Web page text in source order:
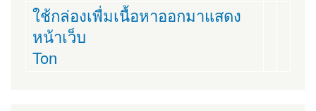
ใช้กล่องเพื่มเนื้อหาออกมาแสดง
หน้าเว็บ
Ton